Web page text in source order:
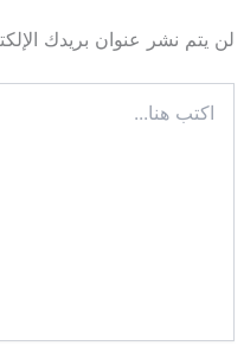
لن يتم نشر عنوان بريدك
هنا...